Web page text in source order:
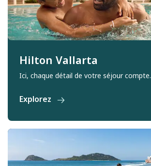
Hilton Vallarta
Ici, chaque détail de votre séjour compte.
Explorez